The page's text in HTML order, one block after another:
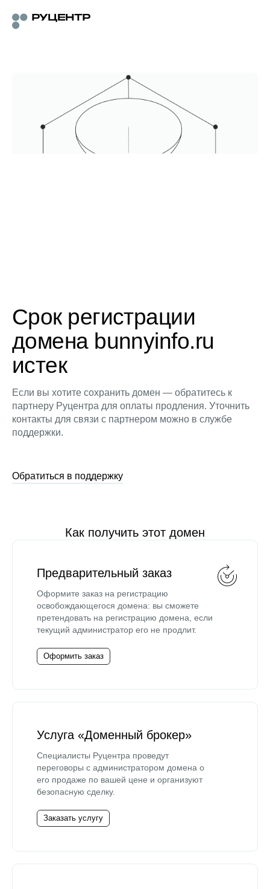
Срок регистрации
домена bunnyinfo.ru
истек
Если вы хотите сохранить домен — обратитесь к
партнеру Руцентра для оплаты продления. Уточнить
контакты для связи с партнером можно в службе
поддержки.
Обратиться в поддержку
Как получить этот домен
Предварительный заказ
Оформите заказ на регистрацию
освобождающегося домена: вы сможете
претендовать на регистрацию домена, если
текущий администратор его не продлит.
Оформить заказ
Услуга «Доменный брокер»
Специалисты Руцентра проведут
переговоры с администратором домена о
его продаже по вашей цене и организуют
безопасную сделку.
Заказать услугу